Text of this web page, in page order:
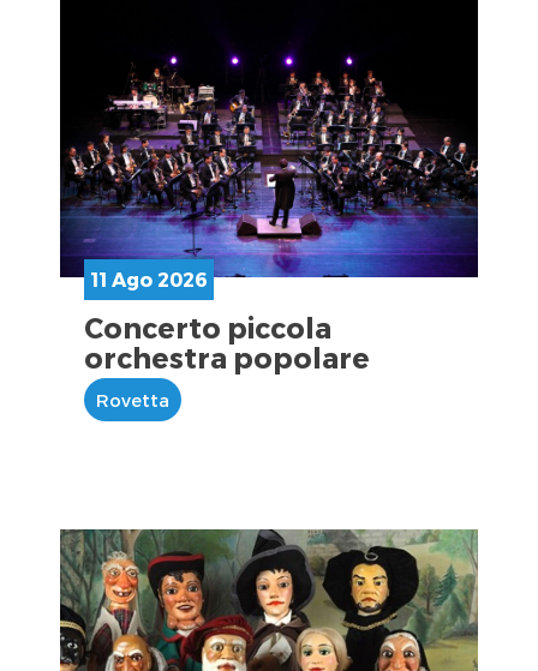
11 Ago 2026
Concerto piccola
orchestra popolare
Rovetta